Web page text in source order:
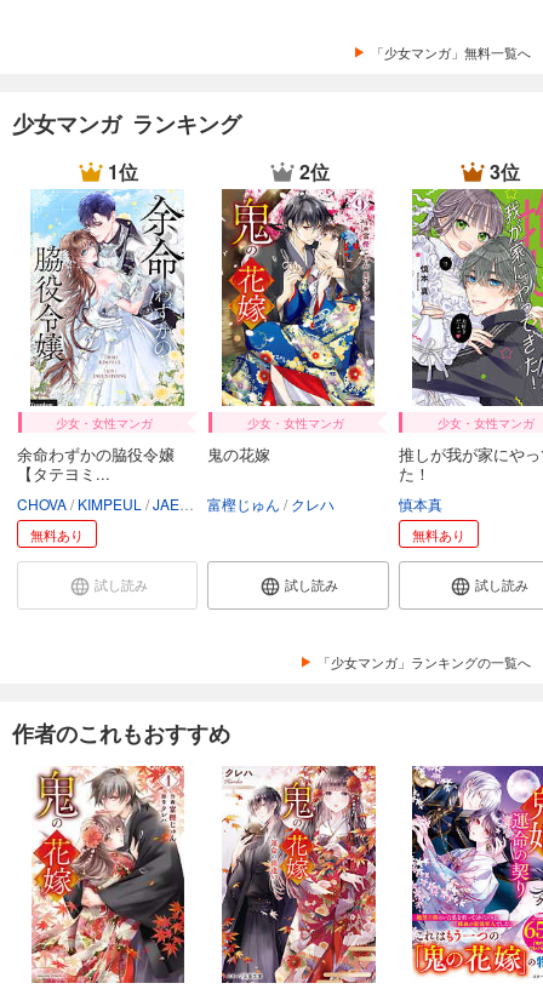
「少女マンガ」無料一覧へ
少女マンガ ランキング
1位
少女・女性マンガ
余命わずかの脇役令嬢
【タテヨミ...
CHOVA KIMPEUL JAEUNHYANG
無料あり
試し読み
2位
少女・女性マンガ
鬼の花嫁
富樫じゅん クレハ
試し読み
3位
少女・女性マンガ
推しが我が家にや
た！
慎本真
無料あり
試し読み
「少女マンガ」ランキングの一覧へ
作者のこれもおすすめ